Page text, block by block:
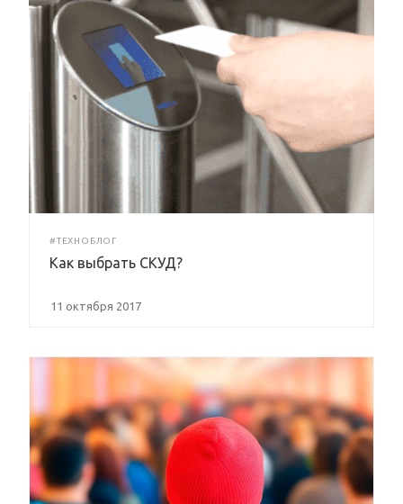
#ТЕХНОБЛОГ
Как выбрать СКУД?
11 октября 2017